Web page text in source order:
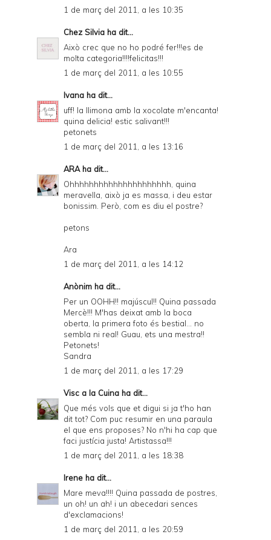
1 de març del 2011, a les 10:35
Chez Silvia ha dit...
Això crec que no ho podré fer!!!es de
molta categoria!!!!felicitas!!!
1 de març del 2011, a les 10:55
Ivana ha dit...
uff! la llimona amb la xocolate m'encanta!
quina delicia! estic salivant!!!
petonets
1 de març del 2011, a les 13:16
ARAha dit...
Ohhhhhhhhhhhhhhhhhhhhh, quina
meravella, això ja es massa, i deu estar
bonissim. Però, com es diu el postre?
petons
Ara
1 de març del 2011, a les 14:12
Anònim ha dit...
Per un OOHH!! majúscul!! Quina passada
Mercè!!! M'has deixat amb la boca
oberta, la primera foto és bestial... no
sembla ni real! Guau, ets una mestra!!
Petonets!
Sandra
1 de març del 2011, a les 17:29
Visc a la Cuina ha dit...
Que més vols que et digui si ja t'ho han
dit tot? Com puc resumir en una paraula
el que ens proposes? No n'hi ha cap que
faci justícia justa! Artistassa!!!
1 de març del 2011, a les 18:38
Irene ha dit...
Mare meva!!!! Quina passada de postres,
un oh! un ah! i un abecedari sences
d'exclamacions!
1 de març del 2011, a les 20:59